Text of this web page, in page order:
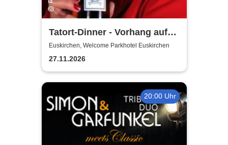
Tatort-Dinner - Vorhang auf
für Mord
Euskirchen, Welcome Parkhotel Euskirchen
27.11.2026
20:00 Uhr